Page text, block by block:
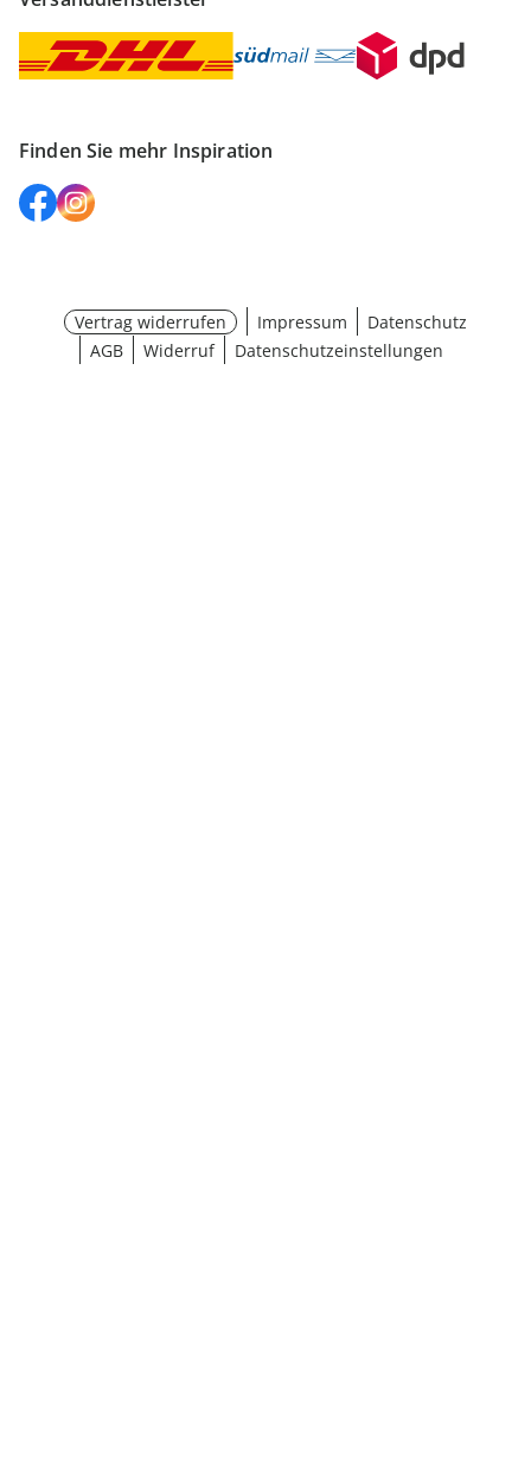
Finden Sie mehr Inspiration
Vertrag widerrufen Impressum
Datenschutz
AGB
Widerruf Datenschutzeinstellungen